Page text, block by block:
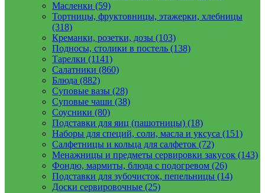
Масленки (59)
Тортницы, фруктовницы, этажерки, хлебницы
(318)
Креманки, розетки, дозы (103)
Подносы, столики в постель (138)
Тарелки (1141)
Салатники (860)
Блюда (882)
Суповые вазы (28)
Суповые чаши (38)
Соусники (80)
Подставки для яиц (пашотницы) (18)
Наборы для специй, соли, масла и уксуса (151)
Салфетницы и кольца для салфеток (72)
Менажницы и предметы сервировки закусок (143)
Фондю, мармиты, блюда с подогревом (26)
Подставки для зубочисток, пепельницы (14)
Доски сервировочные (25)